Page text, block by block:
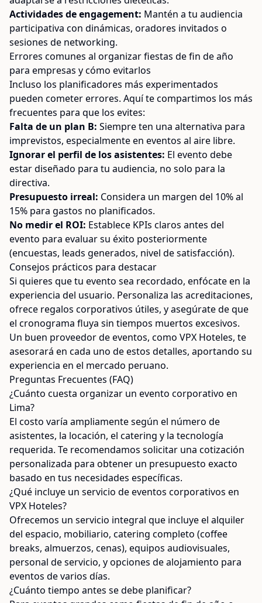
Actividades de engagement: Mantén a tu audiencia
participativa con dinámicas, oradores invitados o
sesiones de networking.
Errores comunes al organizar fiestas de fin de año
para empresas y cómo evitarlos
Incluso los planificadores más experimentados
pueden cometer errores. Aquí te compartimos los más
frecuentes para que los evites:
Falta de un plan B: Siempre ten una alternativa para
imprevistos, especialmente en eventos al aire libre.
Ignorar el perfil de los asistentes: El evento debe
estar diseñado para tu audiencia, no solo para la
directiva.
Presupuesto irreal: Considera un margen del 10% al
15% para gastos no planificados.
No medir el ROI: Establece KPIs claros antes del
evento para evaluar su éxito posteriormente
(encuestas, leads generados, nivel de satisfacción).
Consejos prácticos para destacar
Si quieres que tu evento sea recordado, enfócate en la
experiencia del usuario. Personaliza las acreditaciones,
ofrece regalos corporativos útiles, y asegúrate de que
el cronograma fluya sin tiempos muertos excesivos.
Un buen proveedor de eventos, como VPX Hoteles, te
asesorará en cada uno de estos detalles, aportando su
experiencia en el mercado peruano.
Preguntas Frecuentes (FAQ)
¿Cuánto cuesta organizar un evento corporativo en
Lima?
El costo varía ampliamente según el número de
asistentes, la locación, el catering y la tecnología
requerida. Te recomendamos solicitar una cotización
personalizada para obtener un presupuesto exacto
basado en tus necesidades específicas.
¿Qué incluye un servicio de eventos corporativos en
VPX Hoteles?
Ofrecemos un servicio integral que incluye el alquiler
del espacio, mobiliario, catering completo (coffee
breaks, almuerzos, cenas), equipos audiovisuales,
personal de servicio, y opciones de alojamiento para
eventos de varios días.
¿Cuánto tiempo antes se debe planificar?